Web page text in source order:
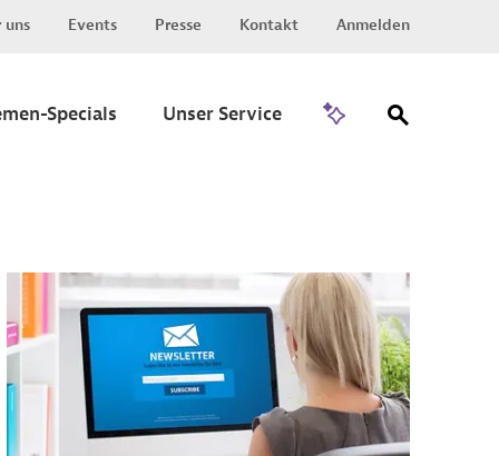
uns Events Presse Kontakt Anmelden
Specials Unser Service